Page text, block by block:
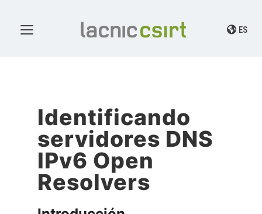
ES
Identificando
servidores DNS
IPv6 Open
Resolvers